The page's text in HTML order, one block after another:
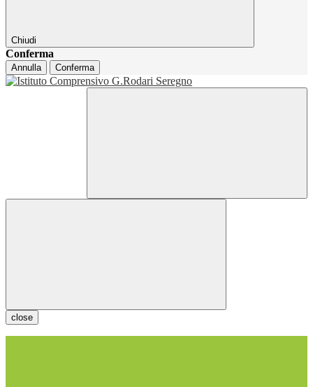
Chiudi
Conferma
Annulla Conferma
close